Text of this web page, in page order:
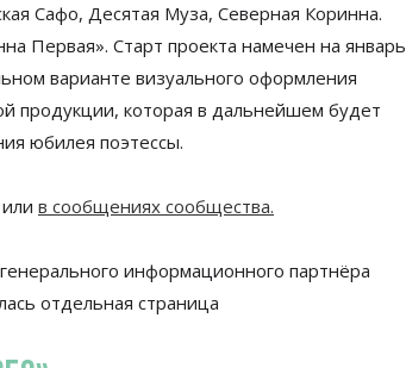
Сафо, Десятая Муза, Северная Коринна.
Первая». Старт проекта намечен на январь
варианте визуального оформления
продукции, которая в дальнейшем будет
юбилея поэтессы.
или в сообщениях сообщества.
информационного партнёра
отдельная страница